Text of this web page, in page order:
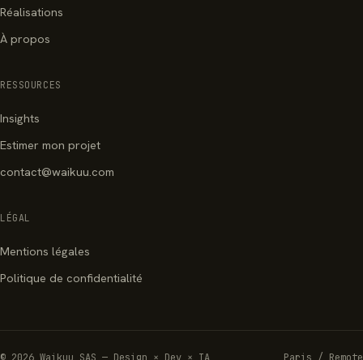
Réalisations
À propos
RESSOURCES
Insights
Estimer mon projet
contact@waikuu.com
LÉGAL
Mentions légales
Politique de confidentialité